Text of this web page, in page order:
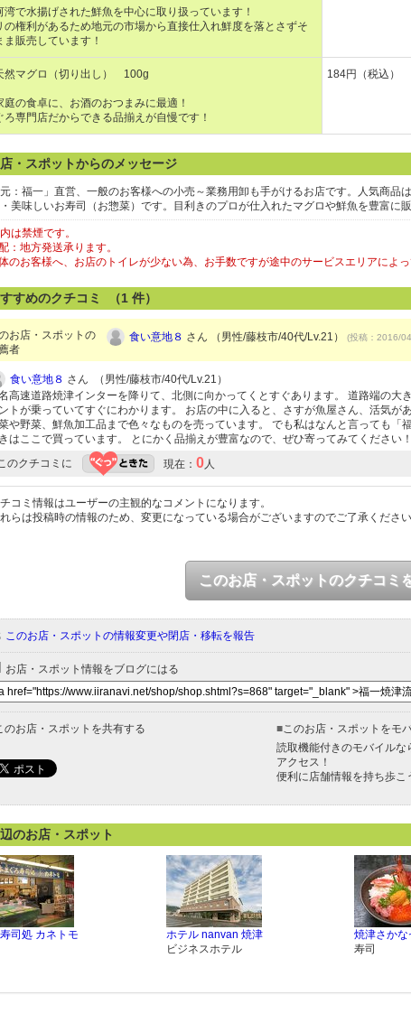
湾で水揚げされた鮮魚を中心に取り扱っています！
の権利があるため地元の市場から直接仕入れ鮮度を落とさずそ
ま販売しています！
然マグロ（切り出し） 100g
庭の食卓に、お酒のおつまみに最適！
ろ専門店だからできる品揃えが自慢です！
184円（税込）
・スポットからのメッセージ
元：福一」直営、一般のお客様への小売～業務用卸も手がけるお店です。人気商
美味しいお寿司（お惣菜）です。目利きのプロが仕入れたマグロや鮮魚を豊富に
は禁煙です。
：地方発送承ります。
のお客様へ、お店のトイレが少ない為、お手数ですが途中のサービスエリアによっ
すめのクチコミ （1 件）
お店・スポットの
者
食い意地８ さん （男性/藤枝市/40代/Lv.21） (投稿：2016/
食い意地８ さん （男性/藤枝市/40代/Lv.21）
高速道路焼津インターを降りて、北側に向かってくとすぐあります。 道路端の大
トが乗っていてすぐにわかります。 お店の中に入ると、さすが魚屋さん、活気が
や野菜、鮮魚加工品まで色々なものを売っています。 でも私はなんと言っても「
はここで買っています。 とにかく品揃えが豊富なので、ぜひ寄ってみてください！
のクチコミに 現在： 0人
コミ情報はユーザーの主観的なコメントになります。
らは投稿時の情報のため、変更になっている場合がございますのでご了承ください
このお店・スポットのクチコミ
このお店・スポットの情報変更や閉店・移転を報告
お店・スポット情報をブログにはる
のお店・スポットを共有する ■このお店・スポットをモ
読取機能付きのモバイルな
アクセス！
便利に店舗情報を持ち歩こ
のお店・スポット
司処 カネトモ
ホテル nanvan 焼津
ビジネスホテル
焼津さか
寿司